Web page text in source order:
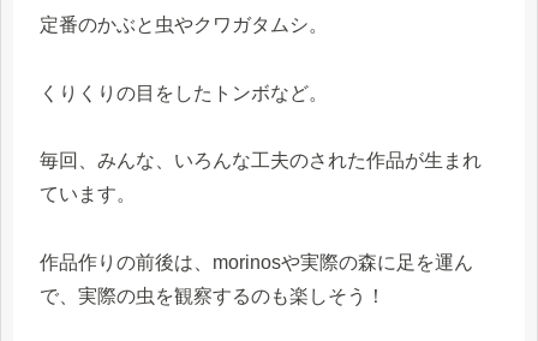
定番のかぶと虫やクワガタムシ。
くりくりの目をしたトンボなど。
毎回、みんな、いろんな工夫のされた作品が生まれ
ています。
作品作りの前後は、morinosや実際の森に足を運ん
で、実際の虫を観察するのも楽しそう！